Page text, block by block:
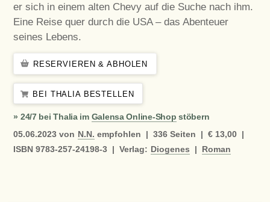
er sich in einem alten Chevy auf die Suche nach ihm.
Eine Reise quer durch die USA – das Abenteuer
seines Lebens.
RESERVIEREN & ABHOLEN
BEI THALIA BESTELLEN
» 24/7 bei Thalia im Galensa Online-Shop stöbern
05.06.2023 von N.N. empfohlen |336Seiten |€ 13,00 |
ISBN 9783-257-24198-3 |Verlag: Diogenes | Roman